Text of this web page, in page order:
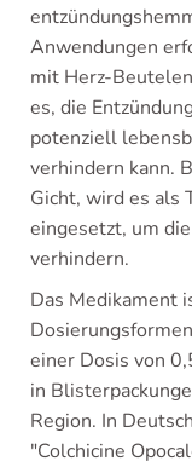
Anwendungen
mit Herz-
es, die
potenziell
verhindern kann.
Gicht, wird es als
eingesetzt, um
verhindern.
Das Medikament
einer Dosis von
in
Region. In
"Colchicine